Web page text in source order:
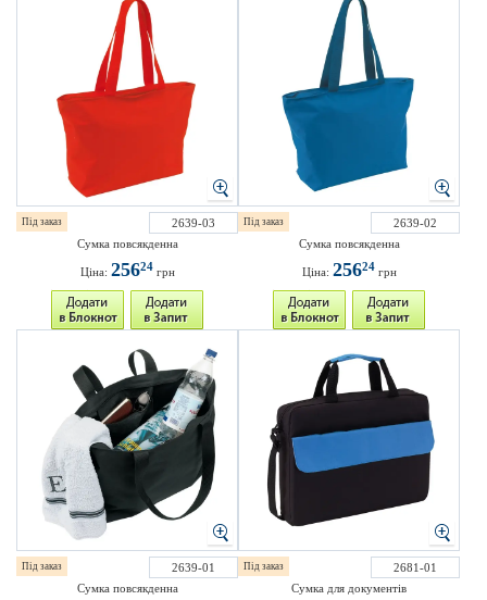
Під заказ
2639-03
Сумка повсякденна
Ціна: 25624грн
Під заказ
2639-02
Сумка повсякденна
Ціна: 25624грн
Під заказ
2639-01
Сумка повсякденна
Під заказ
2681-01
Сумка для документів